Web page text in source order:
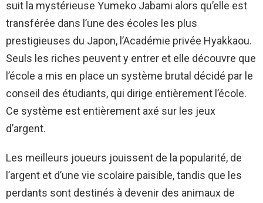
suit la mystérieuse Yumeko Jabami alors qu’elle est
transférée dans l’une des écoles les plus
prestigieuses du Japon, l’Académie privée Hyakkaou.
Seuls les riches peuvent y entrer et elle découvre que
l’école a mis en place un système brutal décidé par le
conseil des étudiants, qui dirige entièrement l’école.
Ce système est entièrement axé sur les jeux
d’argent.
Les meilleurs joueurs jouissent de la popularité, de
l’argent et d’une vie scolaire paisible, tandis que les
perdants sont destinés à devenir des animaux de